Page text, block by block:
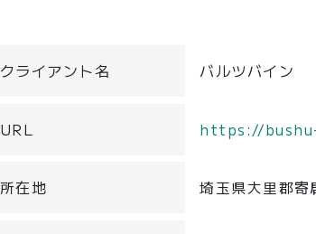
クライアント名 バルツバイン
URL https://
所在地 埼玉県大里郡寄